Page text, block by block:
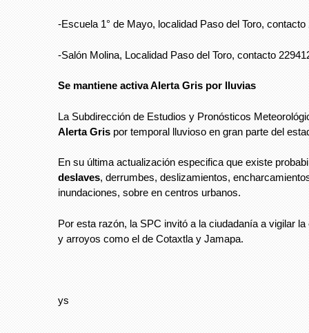
-Escuela 1° de Mayo, localidad Paso del Toro, contacto
-Salón Molina, Localidad Paso del Toro, contacto
Se mantiene activa Alerta Gris por lluvias
La Subdirección de Estudios y Pronósticos
Alerta Gris por temporal lluvioso en gran parte del
En su última actualización especifica que existe
deslaves, derrumbes, deslizamientos,
inundaciones, sobre en centros urbanos.
Por esta razón, la SPC invitó a la ciudadanía a vigilar la
y arroyos como el de Cotaxtla y Jamapa.
ys